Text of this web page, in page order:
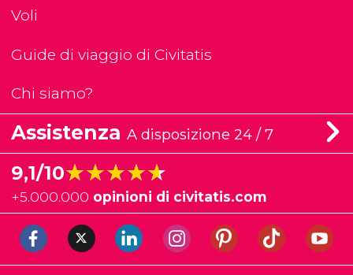
Voli
Guide di viaggio di Civitatis
Chi siamo?
Assistenza A disposizione 24 / 7
9,1/10★★★★★
★★★★★
+5.000.000 opinioni di civitatis.com